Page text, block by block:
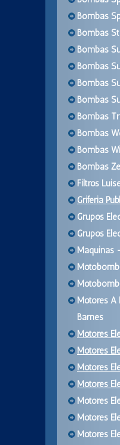
Bombas
Bombas
Bombas
Bombas
Bombas
Bombas
Bombas
Bombas
Bombas
Bombas
Filtros
Griferia
Grupos
Grupos
Maquinas
Motores A
Barnes
Motores
Motores
Motores
Motores
Motores
Motores
Motores